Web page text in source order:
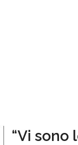
“Vi sono